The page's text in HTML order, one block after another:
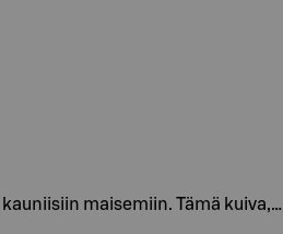
maisemiin. Tämä kuiva,…